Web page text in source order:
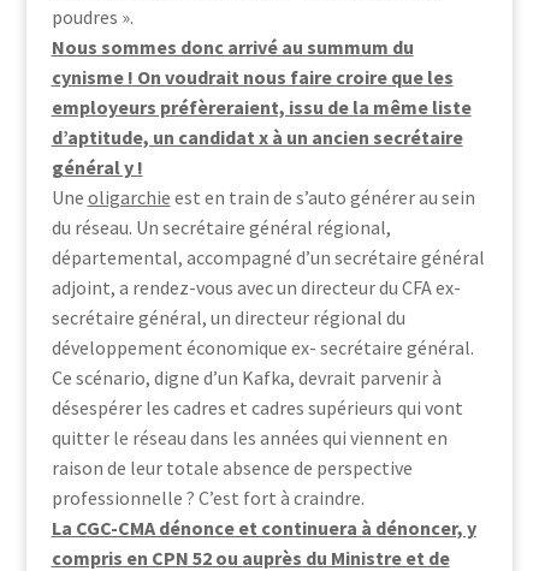
poudres ».
Nous sommes donc arrivé au summum du
cynisme ! On voudrait nous faire croire que les
employeurs préfèreraient, issu de la même liste
d’aptitude, un candidat x à un ancien secrétaire
général y !
Une oligarchie est en train de s’auto générer au sein
du réseau. Un secrétaire général régional,
départemental, accompagné d’un secrétaire général
adjoint, a rendez-vous avec un directeur du CFA ex-
secrétaire général, un directeur régional du
développement économique ex- secrétaire général.
Ce scénario, digne d’un Kafka, devrait parvenir à
désespérer les cadres et cadres supérieurs qui vont
quitter le réseau dans les années qui viennent en
raison de leur totale absence de perspective
professionnelle ? C’est fort à craindre.
La CGC-CMA dénonce et continuera à dénoncer, y
compris en CPN 52 ou auprès du Ministre et de